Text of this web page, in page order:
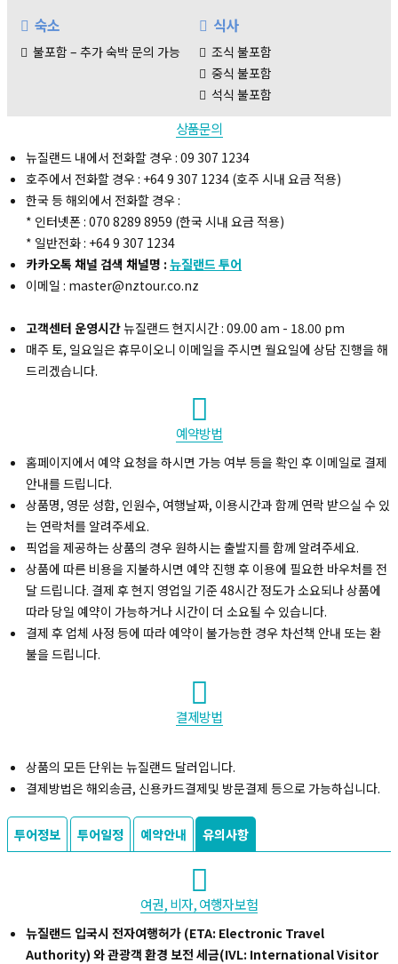
숙소
불포함 – 추가 숙박 문의 가능
식사
조식 불포함
중식 불포함
석식 불포함
투어정보 투어일정 예약안내 유의사항
상품문의
뉴질랜드 내에서 전화할 경우 : 09 307 1234
호주에서 전화할 경우 : +64 9 307 1234 (호주 시내 요금 적용)
한국 등 해외에서 전화할 경우 :
* 인터넷폰 : 070 8289 8959 (한국 시내 요금 적용)
* 일반전화 : +64 9 307 1234
카카오톡 채널 검색 채널명 : 뉴질랜드 투어
이메일 : master@nztour.co.nz
고객센터 운영시간뉴질랜드 현지시간 : 09.00 am - 18.00 pm
매주 토, 일요일은 휴무이오니 이메일을 주시면 월요일에 상담 진행을 해
드리겠습니다.
예약방법
홈페이지에서 예약 요청을 하시면 가능 여부 등을 확인 후 이메일로 결제
안내를 드립니다.
상품명, 영문 성함, 인원수, 여행날짜, 이용시간과 함께 연락 받으실 수 있
는 연락처를 알려주세요.
픽업을 제공하는 상품의 경우 원하시는 출발지를 함께 알려주세요.
상품에 따른 비용을 지불하시면 예약 진행 후 이용에 필요한 바우처를 전
달 드립니다. 결제 후 현지 영업일 기준 48시간 정도가 소요되나 상품에
따라 당일 예약이 가능하거나 시간이 더 소요될 수 있습니다.
결제 후 업체 사정 등에 따라 예약이 불가능한 경우 차선책 안내 또는 환
불을 드립니다.
결제방법
상품의 모든 단위는 뉴질랜드 달러입니다.
결제방법은 해외송금, 신용카드결제및 방문결제 등으로 가능하십니다.
투어정보 투어일정 예약안내 유의사항
여권, 비자, 여행자보험
뉴질랜드 입국시 전자여행허가 (ETA: Electronic Travel
Authority) 와 관광객 환경 보전 세금(IVL: International Visitor